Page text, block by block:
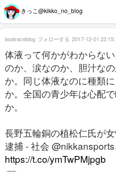
きっこ@kikko_no_blog
体液って何かがわからな
のか、涙なのか、胆汁な
か。同じ体液なのに種類
か。全国の青少年は心配
か。
長野五輪銅の植松仁氏が
逮捕 - 社会
https://t.co/ymTwPMjpgb
boatraceblog フォローする 2017-12-01